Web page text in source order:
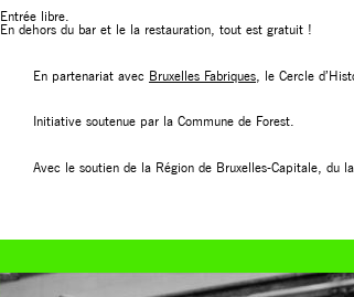
Entrée libre.
En dehors du bar et le la restauration, tout est gratuit !
En partenariat avec Bruxelles Fabriques , le Cercle
Initiative soutenue par la Commune de Forest.
Avec le soutien de la Région de Bruxelles-Capitale, du